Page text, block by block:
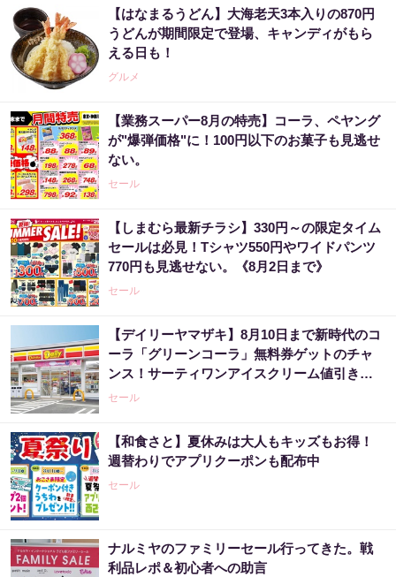
【はなまるうどん】大海老天3本入りの870円
うどんが期間限定で登場、キャンディがもら
える日も！
グルメ
【業務スーパー8月の特売】コーラ、ペヤング
が"爆弾価格"に！100円以下のお菓子も見逃せ
ない。
セール
【しまむら最新チラシ】330円～の限定タイム
セールは必見！Tシャツ550円やワイドパンツ
770円も見逃せない。《8月2日まで》
セール
【デイリーヤマザキ】8月10日まで新時代のコ
ーラ「グリーンコーラ」無料券ゲットのチャ
ンス！サーティワンアイスクリーム値引きな
どお得企画も目白押し。
セール
【和食さと】夏休みは大人もキッズもお得！
週替わりでアプリクーポンも配布中
セール
ナルミヤのファミリーセール行ってきた。戦
利品レポ＆初心者への助言